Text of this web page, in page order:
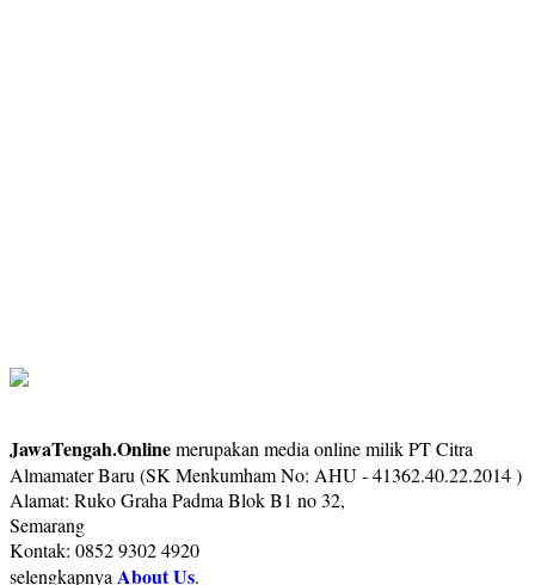
JawaTengah.Onlinemerupakan media online milik PT Citra
Almamater Baru (SK Menkumham No: AHU - 41362.40.22.2014 )
Alamat: Ruko Graha Padma Blok B1 no 32,
Semarang
Kontak: 0852 9302 4920
selengkapnyaAbout Us.